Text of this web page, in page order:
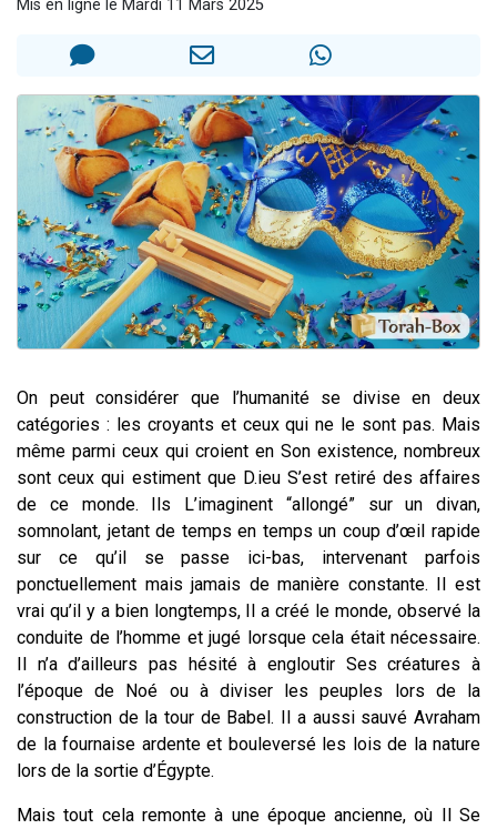
2 nouvelles musiques dans Torah-Box Music
6 personnes viennent de nous rejoindre sur WhatsApp
Mis en ligne le Mardi 11 Mars 2025
On peut considérer que l’humanité se divise en deux
catégories : les croyants et ceux qui ne le sont pas. Mais
même parmi ceux qui croient en Son existence, nombreux
sont ceux qui estiment que D.ieu S’est retiré des affaires
de ce monde. Ils L’imaginent “allongé” sur un divan,
somnolant, jetant de temps en temps un coup d’œil rapide
sur ce qu’il se passe ici-bas, intervenant parfois
ponctuellement mais jamais de manière constante. Il est
vrai qu’il y a bien longtemps, Il a créé le monde, observé la
conduite de l’homme et jugé lorsque cela était nécessaire.
Il n’a d’ailleurs pas hésité à engloutir Ses créatures à
l’époque de Noé ou à diviser les peuples lors de la
construction de la tour de Babel. Il a aussi sauvé Avraham
de la fournaise ardente et bouleversé les lois de la nature
lors de la sortie d’Égypte.
Mais tout cela remonte à une époque ancienne, où Il Se